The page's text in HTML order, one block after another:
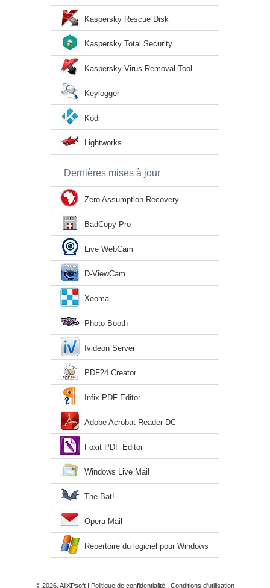
Kaspersky Rescue Disk
Kaspersky Total Security
Kaspersky Virus Removal Tool
Keylogger
Kodi
Lightworks
Dernières mises à jour
Zero Assumption Recovery
BadCopy Pro
Live WebCam
D-ViewCam
Xeoma
Photo Booth
Ivideon Server
PDF24 Creator
Infix PDF Editor
Adobe Acrobat Reader DC
Foxit PDF Editor
Windows Live Mail
The Bat!
Opera Mail
Répertoire du logiciel pour Windows
XP
© 2026, AllXPsoft | Politique de confidentialité | Conditions d'utilisation